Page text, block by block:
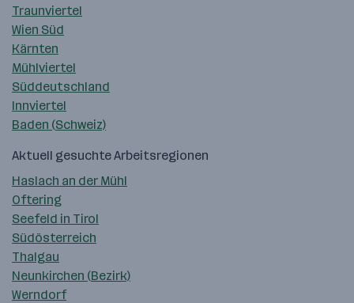
Traunviertel
Wien Süd
Kärnten
Mühlviertel
Süddeutschland
Innviertel
Baden (Schweiz)
Aktuell gesuchte Arbeitsregionen
Haslach an der Mühl
Oftering
Seefeld in Tirol
Südösterreich
Thalgau
Neunkirchen (Bezirk)
Werndorf